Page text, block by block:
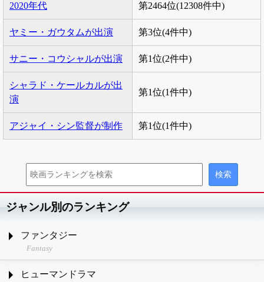
2020年代 第2464位(12308件中)
ヤミー・ガウタムが出演 第3位(4件中)
サニー・コウシャルが出演 第1位(2件中)
シャラド・ケールカルが出
演
第1位(1件中)
アジャイ・シン監督が制作 第1位(1件中)
ジャンル別のランキング
ファンタジー
Fantasy
ヒューマンドラマ